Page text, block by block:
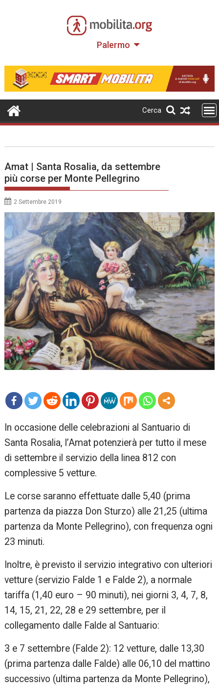
Palermo
Cerca
Amat | Santa Rosalia, da settembre
più corse per Monte Pellegrino
2 Settembre 2019
re
In occasione delle celebrazioni al Santuario di
Santa Rosalia, l’Amat potenzierà per tutto il mese
di settembre il servizio della linea 812 con
complessive 5 vetture.
Le corse saranno effettuate dalle 5,40 (prima
partenza da piazza Don Sturzo) alle 21,25 (ultima
partenza da Monte Pellegrino), con frequenza ogni
23 minuti.
Inoltre, è previsto il servizio integrativo con ulteriori
vetture (servizio Falde 1 e Falde 2), a normale
tariffa (1,40 euro – 90 minuti), nei giorni 3, 4, 7, 8,
14, 15, 21, 22, 28 e 29 settembre, per il
collegamento dalle Falde al Santuario:
3 e 7 settembre (Falde 2): 12 vetture, dalle 13,30
(prima partenza dalle Falde) alle 06,10 del mattino
successivo (ultima partenza da Monte Pellegrino),